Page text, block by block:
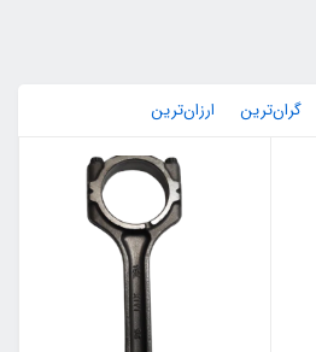
گران‌ترین ارزان‌ترین